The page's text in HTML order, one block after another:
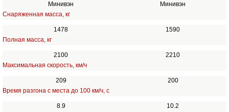
Минивэн
Минивэн
Снаряженная масса, кг
1478
1590
Полная масса, кг
2100
2210
Максимальная скорость, км/ч
209
200
Время разгона с места до 100 км/ч, с
8.9
10.2